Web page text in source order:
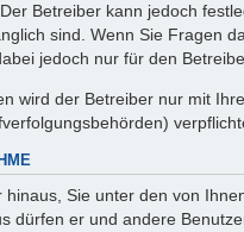
Betreiber kann jedoch
sind. Wenn Sie Fragen
jedoch nur für den
wird der Betreiber nur mit
Sie unter den von
dürfen er und andere